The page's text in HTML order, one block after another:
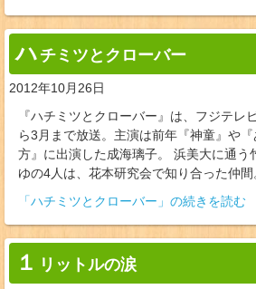
ハ チミツとクローバー
2012年10月26日
『ハチミツとクローバー』は、フジテレ
ら3月まで放送。主演は前年『神童』や
方』に出演した成海璃子。 浜美大に通う
ゆの4人は、花本研究会で知り合った仲間
「ハチミツとクローバー」の続きを読む
１ リットルの涙